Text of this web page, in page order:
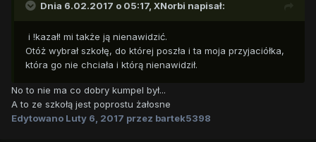
Dnia 6.02.2017 o 05:17, XNorbi napisał:
i !kazał! mi także ją nienawidzić.
Otóż wybrał szkołę, do której poszła i ta moja przyjaciółka,
która go nie chciała i którą nienawidził.
No to nie ma co dobry kumpel był...
A to ze szkołą jest poprostu żałosne
Edytowano Luty 6, 2017 przez bartek5398